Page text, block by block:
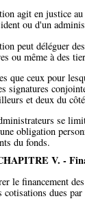
agit en justice
ou d'un
peut déléguer
ou même à des
que ceux pour
signatures
et deux du
se
obligation
du fonds.
V. -
le financement
cotisations dues